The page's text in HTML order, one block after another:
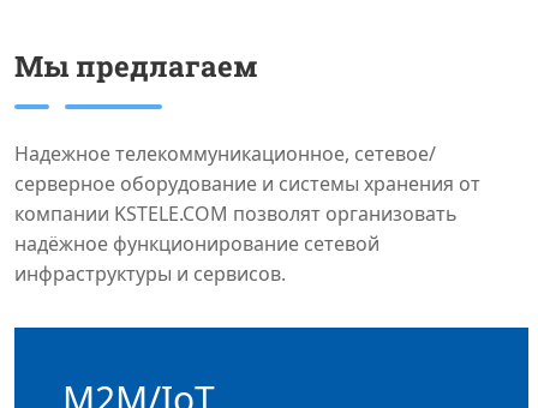
Мы предлагаем
Надежное телекоммуникационное, сетевое/
серверное оборудование и системы хранения от
компании KSTELE.COM позволят организовать
надёжное функционирование сетевой
инфраструктуры и сервисов.